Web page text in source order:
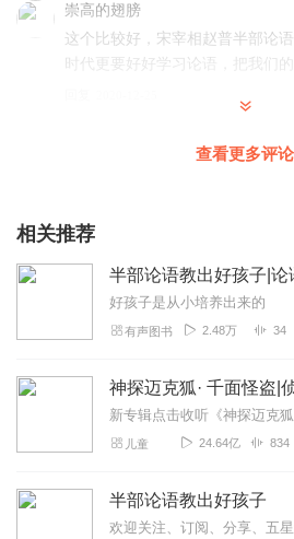
崇高的翅膀
这个比较好，宋宰相赵普半部论
时代更要好好学习论语，把我们
泡饭910ks
这种人就是一件小事不计较那么重
查看更多评论
相关推荐
半部论语教出好孩子|论
好孩子是从小培养出来的
有声图书 2.48万 34
儿童 24.64亿 834
半部论语教出好孩子